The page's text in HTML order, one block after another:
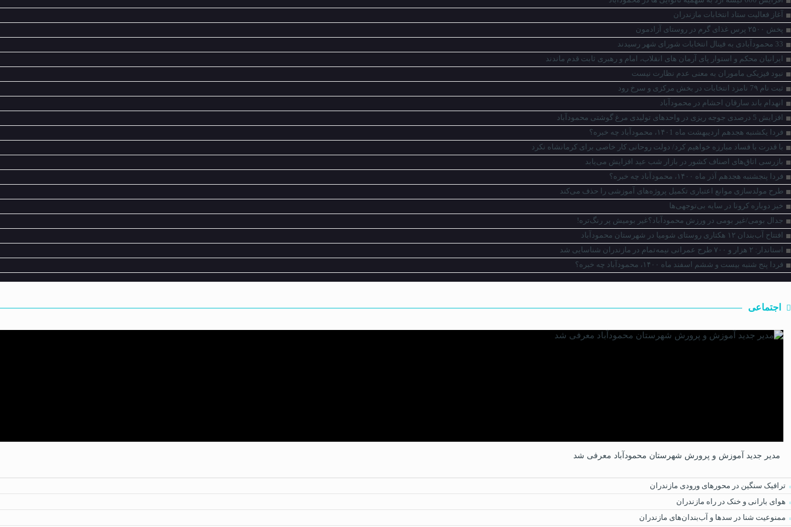
آغاز فعالیت ستاد انتخابات مازندران
پخش ۲۵۰۰ پرس غذای گرم در روستای آزادمون
33 محمودآبادی به فینال انتخابات شورای شهر رسیدند
ایرانیان محکم و استوار پای آرمان های انقلاب، امام و رهبری ثابت قدم ماندند
نبود فیزیکی ماموران به معنی عدم نظارت نیست
ثبت نام 7۹ نامزد انتخابات در بخش مرکزی و سرخ رود
انهدام باند سارقان احشام در محمودآباد
افزایش 5 درصدی جوجه ریزی در واحدهای تولیدی مرغ گوشتی محمودآباد
فردا یکشنبه هجدهم اردیبهشت ماه ۱۴۰1، محمودآباد چه خبره؟
با‌ قدرت با‌ فساد مبارزه خواهیم کرد‌/ دولت روحانی کار خاصی برای کرمانشاه نکرد
بازرسی اتاق‌های اصناف کشور در بازار شب عید افزایش می‌یابد
فردا پنجشنبه هجدهم آذر ماه ۱۴۰۰، محمودآباد چه خبره؟
طرح مولدسازی موانع اعتباری تکمیل پروژه‌های آموزشی را حذف می‌کند
خیز دوباره کرونا در سایه بی‌توجهی‌ها
جدال بومی/غیر بومی در ورزش محمودآباد؟غیر بومیش پر رنگ‌تره!
افتتاح آب‌بندان ۱۲ هکتاری روستای شومیا در شهرستان محمودآباد
استاندار: ۲ هزار و ۷۰۰ طرح عمرانی نیمه‌تمام در مازندران شناسایی شد
فردا پنج شنبه بیست و ششم اسفند ماه ۱۴۰۰، محمودآباد چه خبره؟
اجتماعی
مدیر جدید آموزش و پرورش شهرستان محمودآباد معرفی شد
ترافیک سنگین در محور‌های ورودی مازندران
هوای بارانی و خنک در راه مازندران
ممنوعیت شنا در سدها و آب‌بندان‌‌های مازندران